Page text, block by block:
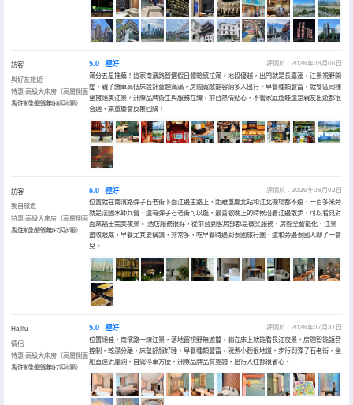
訪客
與好友旅遊
特惠·高級大床房（高層側面
看江+全屋智能+小冰箱）
入住於2026年08月
5.0 極好
評價於：2026年08月06日
滿分五星推薦！這家南濱路智選假日體驗感拉滿。地段優越，出門就是長嘉滙，江景視野開
闊。親子纜車高低床設計童趣滿滿，房間寬敞能容納多人出行。早餐種類豐富，就餐區同樣
坐擁絕美江景。洲際品牌衞生與服務在線，前台熱情貼心，不管家庭遛娃還是親友出遊都很
合適，來重慶會反覆回購！
訪客
獨自旅遊
特惠·高級大床房（高層側面
看江+全屋智能+小冰箱）
入住於2026年07月
5.0 極好
評價於：2026年08月02日
位置就在南濱路彈子石老街下面江邊主路上，距離重慶北站和江北機場都不遠，一百多米旁
就是法國水師兵營，還有彈子石老街可以逛，最喜歡晚上的時候沿着江邊散步，可以看見對
面來福士完美夜景。 酒店服務很好，從前台到客房部都是微笑服務，房間全智能化，江景
盡收眼底，早餐尤其要稱讚，非常多，吃早餐時遇到泰國旅行團，還和旁邊泰國人聊了一會
兒。
Hajitu
情侶
特惠·高級大床房（高層側面
看江+全屋智能+小冰箱）
入住於2026年07月
5.0 極好
評價於：2026年07月31日
位置絕佳，南濱路一線江景，落地窗視野無遮擋，躺在床上就能看長江夜景。房間智能語音
控制，乾濕分離，床墊舒服好睡。早餐種類豐富，現煮小麪很地道。步行到彈子石老街，坐
船直達洪崖洞，自駕停車方便，洲際品牌品質靠譜，出行入住都很省心。